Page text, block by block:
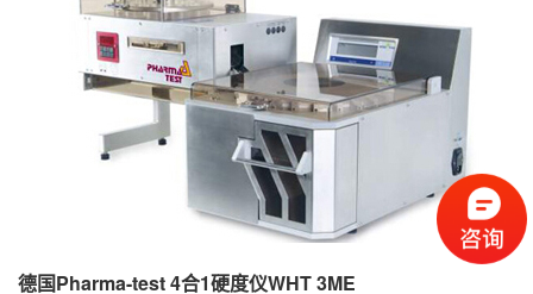
德国Pharma-test 4合1硬度仪WHT 3ME